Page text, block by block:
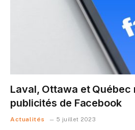
Laval, Ottawa et Québec
publicités de Facebook
Actualités 5 juillet 2023